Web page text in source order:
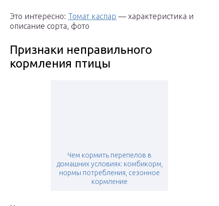
Это интересно: Томат каспар — характеристика и
описание сорта, фото
Признаки неправильного
кормления птицы
Чем кормить перепелов в
домашних условиях: комбикорм,
нормы потребления, сезонное
кормление